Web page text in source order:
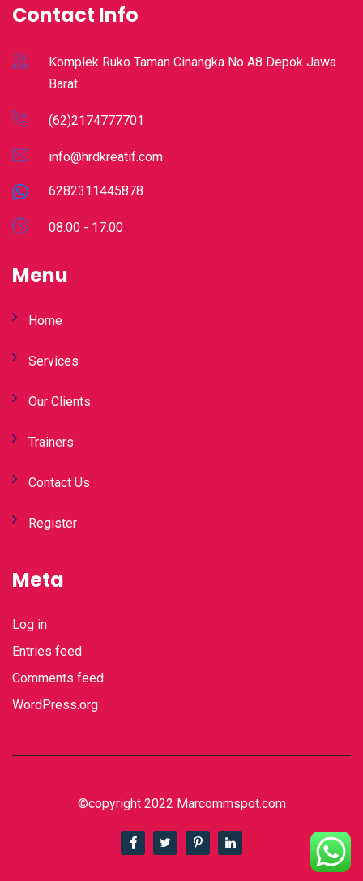
Contact Info
Komplek Ruko Taman Cinangka No A8 Depok Jawa
Barat
(62)2174777701
info@hrdkreatif.com
6282311445878
08:00 - 17:00
Menu
Home
Services
Our Clients
Trainers
Contact Us
Register
Meta
Log in
Entries feed
Comments feed
WordPress.org
©copyright 2022 Marcommspot.com